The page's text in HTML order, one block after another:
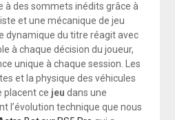
à des sommets inédits grâce à
et une mécanique de jeu
dynamique du titre réagit avec
à chaque décision du joueur,
unique à chaque session. Les
et la physique des véhicules
placent ce jeu dans une
l’évolution technique que nous